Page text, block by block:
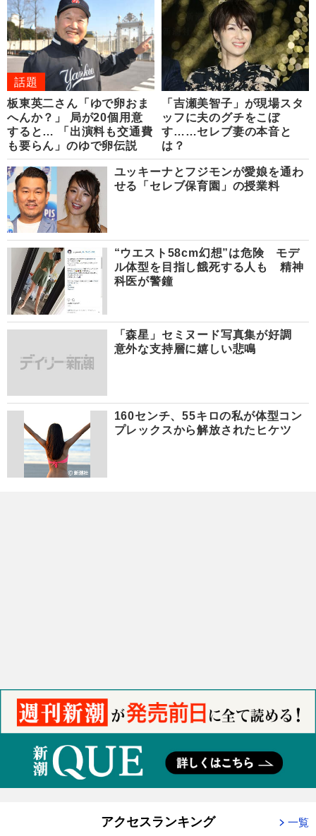
話題
板東英二さん「ゆで卵おま
へんか？」 局が20個用意
すると… 「出演料も交通費
も要らん」のゆで卵伝説
「吉瀬美智子」が現場スタ
ッフに夫のグチをこぼ
す……セレブ妻の本音と
は？
ユッキーナとフジモンが愛娘を通わ
せる「セレブ保育園」の授業料
“ウエスト58cm幻想”は危険 モデ
ル体型を目指し餓死する人も 精神
科医が警鐘
「森星」セミヌード写真集が好調
意外な支持層に嬉しい悲鳴
160センチ、55キロの私が体型コン
プレックスから解放されたヒケツ
アクセスランキング 一覧